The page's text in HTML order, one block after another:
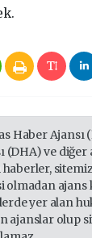
Haber Ajansı
(DHA) ve diğer
ajans
yer alan
ajanslar olup